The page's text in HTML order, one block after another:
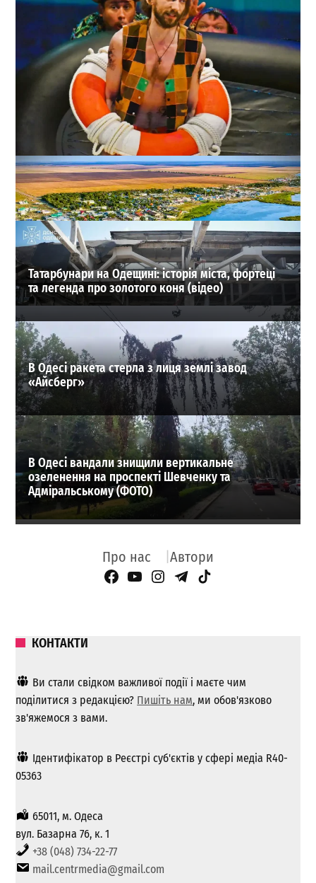
В Одесі поставили Шекспіра у декораціях сучасного
пляжу
0
02-08-2026 в 21:13
ВИБІР РЕДАКЦІЇ
Татарбунари на Одещині: історія міста, фортеці
та легенда про золотого коня (відео)
В Одесі ракета стерла з лиця землі завод
«Айсберг»
В Одесі вандали знищили вертикальне
озеленення на проспекті Шевченку та
Адміральському (ФОТО)
Про нас Автори
Facebook Page
YouTube
Instagram
Telegram
TikTok
КОНТАКТИ
Ви стали свідком важливої ​​події і маєте чим
поділитися з редакцією? Пишіть нам, ми обов'язково
зв'яжемося з вами.
Ідентифікатор в Реєстрі суб'єктів у сфері медіа R40-
05363
65011, м. Одеса
вул. Базарна 76, к. 1
+38 (048) 734-22-77
mail.centrmedia@gmail.com